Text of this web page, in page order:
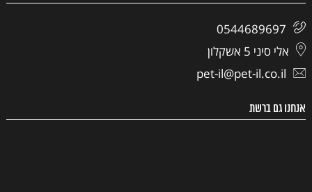
0544689697
אלי סיני 5 אשקלון
pet-il@pet-il.co.il
אנחנו גם ברשת